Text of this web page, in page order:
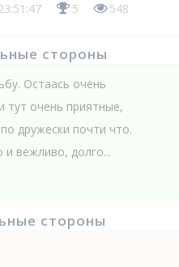
5 548
стороны
Остаась очень
тут очень приятные,
дружески почти что.
и вежливо, долго...
стороны